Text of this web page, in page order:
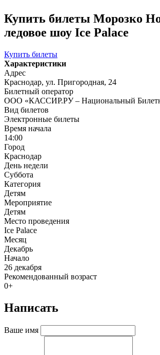
Купить билеты Морозко
ледовое шоу Ice Palace
Купить билеты
Характеристики
Адрес
Краснодар, ул. Пригородная, 24
Билетный оператор
ООО «КАССИР.РУ – Национальный
Вид билетов
Электронные билеты
Время начала
14:00
Город
Краснодар
День недели
Суббота
Категория
Детям
Мероприятие
Детям
Место проведения
Ice Palace
Месяц
Декабрь
Начало
26 декабря
Рекомендованный возраст
0+
Написать
Ваше имя